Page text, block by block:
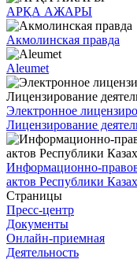
АРҚА АЖАРЫ
Акмолинская правда
Aleumet
Электронное
Лицензирование
Информационно-
актов Республики
Страницы
Пресс-центр
Документы
Онлайн-приемная
Деятельность